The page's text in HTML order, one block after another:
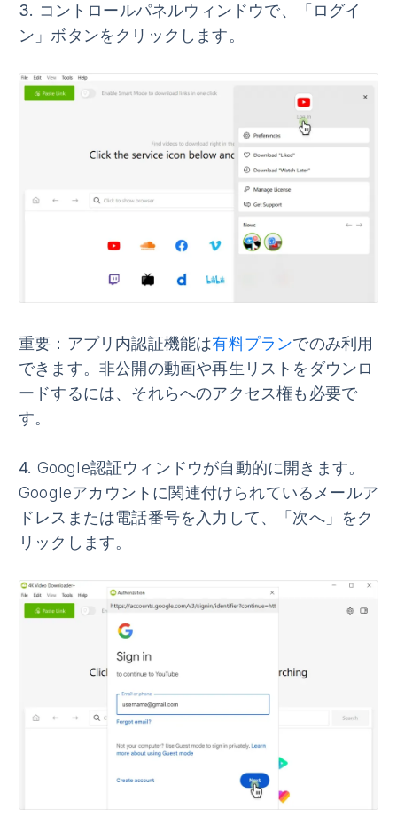
3. コントロールパネルウィンドウで、
「ログイ
ン」 ボタンをクリックします。
重要： アプリ内認証機能は有料プランでのみ利用
できます。非公開の動画や再生リストをダウンロ
ードするには、それらへのアクセス権も必要で
す。
4. Google認証ウィンドウが自動的に開きます。
Googleアカウントに関連付けられているメールア
ドレスまたは電話番号を入力して、
「次へ」 をク
リックします。